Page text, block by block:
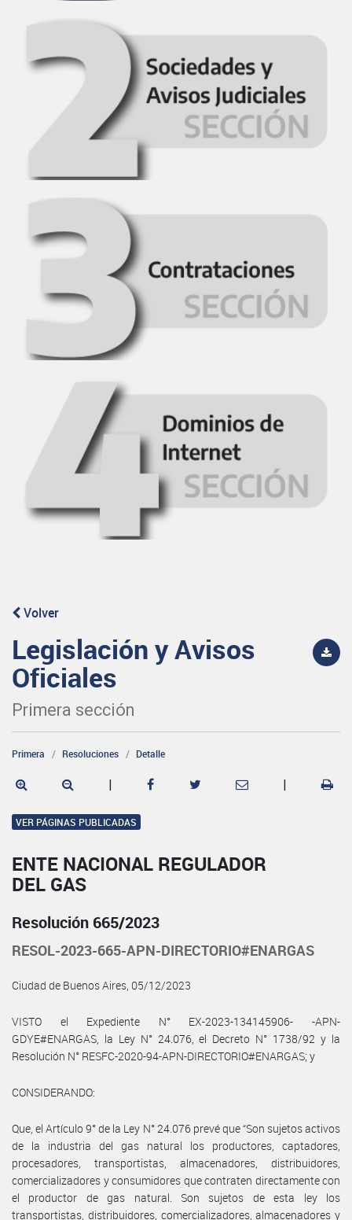
Volver
Legislación y Avisos
Oficiales
Primera sección
Primera Resoluciones Detalle
| |
VER PÁGINAS PUBLICADAS
ENTE NACIONAL REGULADOR
DEL GAS
Resolución 665/2023
RESOL-2023-665-APN-DIRECTORIO#ENARGAS
Ciudad de Buenos Aires, 05/12/2023
VISTO el Expediente N° EX-2023-134145906- -APN-
GDYE#ENARGAS, la Ley N° 24.076, el Decreto N° 1738/92 y la
Resolución N° RESFC-2020-94-APN-DIRECTORIO#ENARGAS; y
CONSIDERANDO:
Que, el Artículo 9° de la Ley N° 24.076 prevé que “Son sujetos activos
de la industria del gas natural los productores, captadores,
procesadores, transportistas, almacenadores, distribuidores,
comercializadores y consumidores que contraten directamente con
el productor de gas natural. Son sujetos de esta ley los
transportistas, distribuidores, comercializadores, almacenadores y